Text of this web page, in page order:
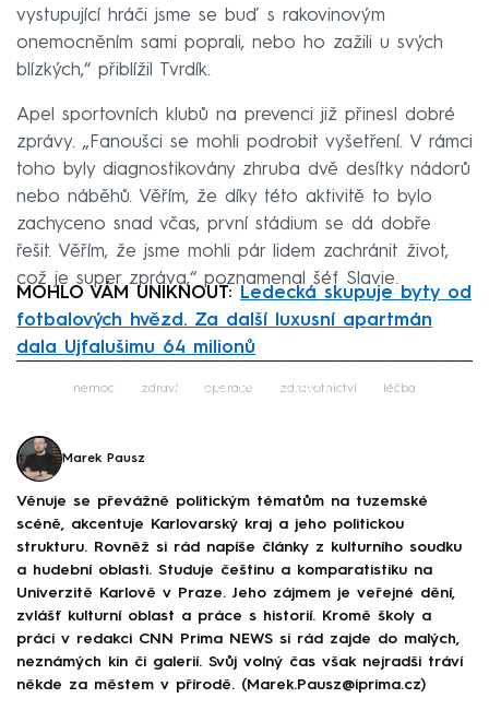
vystupující hráči jsme se buď s rakovinovým
onemocněním sami poprali, nebo ho zažili u svých
blízkých,“ přiblížil Tvrdík.
Apel sportovních klubů na prevenci již přinesl dobré
zprávy. „Fanoušci se mohli podrobit vyšetření. V rámci
toho byly diagnostikovány zhruba dvě desítky nádorů
nebo náběhů. Věřím, že díky této aktivitě to bylo
zachyceno snad včas, první stádium se dá dobře
řešit. Věřím, že jsme mohli pár lidem zachránit život,
což je super zpráva,“ poznamenal šéf Slavie.
MOHLO VÁM UNIKNOUT: Ledecká skupuje byty od
fotbalových hvězd. Za další luxusní apartmán
dala Ujfalušimu 64 milionů
Failed to fetch
nemoc zdraví operace zdravotnictví léčba
Marek Pausz
Věnuje se převážně politickým tématům na tuzemské
scéně, akcentuje Karlovarský kraj a jeho politickou
strukturu. Rovněž si rád napíše články z kulturního soudku
a hudební oblasti. Studuje češtinu a komparatistiku na
Univerzitě Karlově v Praze. Jeho zájmem je veřejné dění,
zvlášť kulturní oblast a práce s historií. Kromě školy a
práci v redakci CNN Prima NEWS si rád zajde do malých,
neznámých kin či galerií. Svůj volný čas však nejradši tráví
někde za městem v přírodě. (Marek.Pausz@iprima.cz)